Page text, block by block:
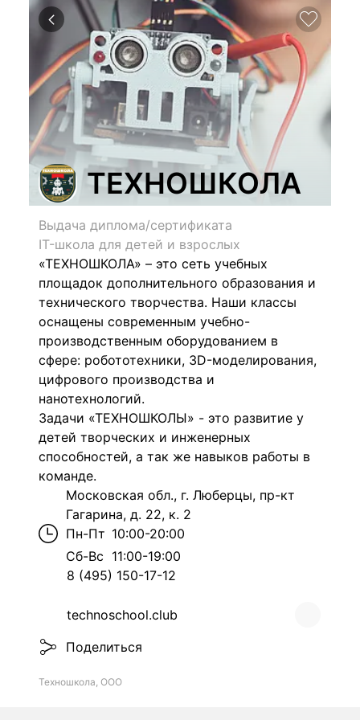
ТЕХНОШКОЛА
Выдача диплома/сертификата
IT-школа для детей и взрослых
«ТЕХНОШКОЛА» – это сеть учебных
площадок дополнительного образования и
технического творчества. Наши классы
оснащены современным учебно-
производственным оборудованием в
сфере: робототехники, 3D-моделирования,
цифрового производства и
нанотехнологий.
Задачи «ТЕХНОШКОЛЫ» - это развитие у
детей творческих и инженерных
способностей, а так же навыков работы в
команде.
Московская обл., г. Люберцы, пр-кт
Гагарина, д. 22, к. 2
Пн-Пт 10:00-20:00
Сб-Вс 11:00-19:00
8 (495) 150-17-12
technoschool.club
Поделиться
Техношкола, ООО